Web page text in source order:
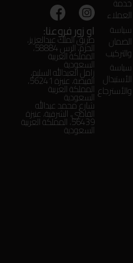
خدمة
العملاء
سياسة
الضمان
والتركيب
سياسة
الأستبدال
والأسترجاع
او زور فروعنا:
طريق الملك عبدالعزيز،
الحزم، الرس 58884،
المملكة العربية
السعودية
زامل العبدالله السليم،
الفيضة، عنيزة 56241،
المملكة العربية
السعودية
شارع محمد عبدالله
القاضي، الشرقية، عنيزة
56439، المملكة العربية
السعودية